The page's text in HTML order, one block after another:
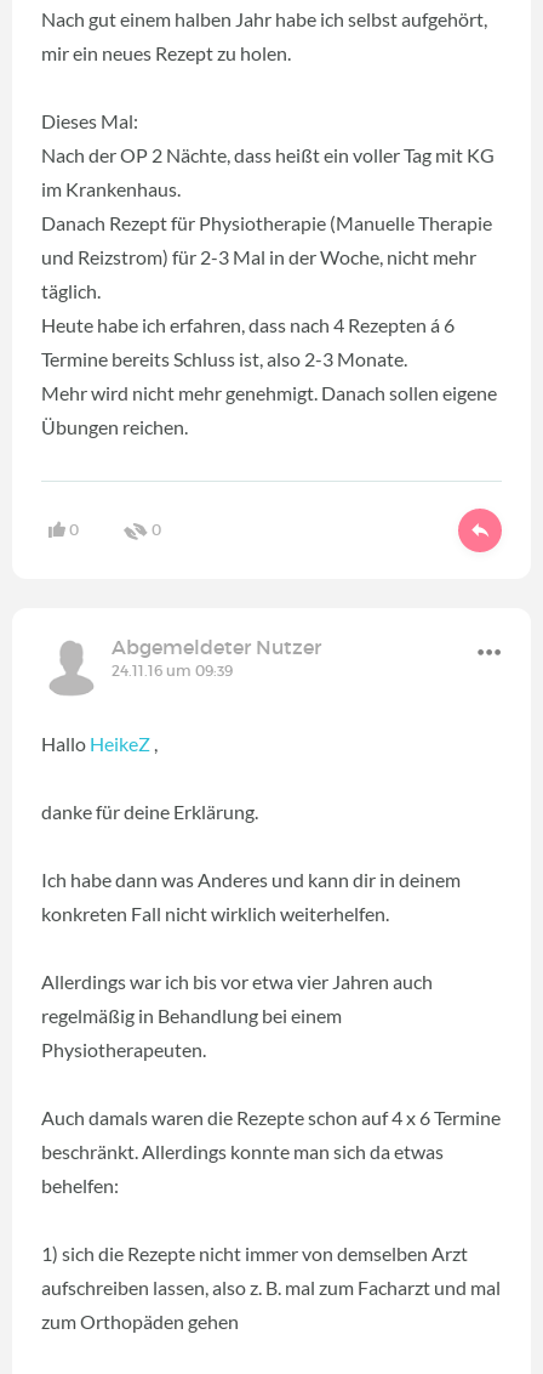
Nach gut einem halben Jahr habe ich selbst aufgehört,
mir ein neues Rezept zu holen.
Dieses Mal:
Nach der OP 2 Nächte, dass heißt ein voller Tag mit KG
im Krankenhaus.
Danach Rezept für Physiotherapie (Manuelle Therapie
und Reizstrom) für 2-3 Mal in der Woche, nicht mehr
täglich.
Heute habe ich erfahren, dass nach 4 Rezepten á 6
Termine bereits Schluss ist, also 2-3 Monate.
Mehr wird nicht mehr genehmigt. Danach sollen eigene
Übungen reichen.
0 0
Abgemeldeter Nutzer
24.11.16 um 09:39
Hallo HeikeZ ,
danke für deine Erklärung.
Ich habe dann was Anderes und kann dir in deinem
konkreten Fall nicht wirklich weiterhelfen.
Allerdings war ich bis vor etwa vier Jahren auch
regelmäßig in Behandlung bei einem
Physiotherapeuten.
Auch damals waren die Rezepte schon auf 4 x 6 Termine
beschränkt. Allerdings konnte man sich da etwas
behelfen:
1) sich die Rezepte nicht immer von demselben Arzt
aufschreiben lassen, also z. B. mal zum Facharzt und mal
zum Orthopäden gehen